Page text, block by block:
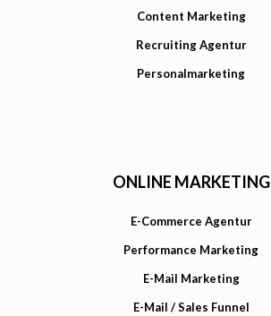
Content Marketing
Recruiting Agentur
Personalmarketing
ONLINE MARKETING
E-Commerce Agentur
Performance Marketing
E-Mail Marketing
E-Mail / Sales Funnel